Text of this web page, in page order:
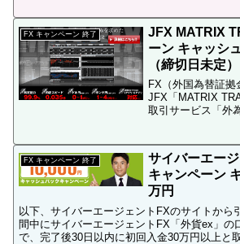
他社とのスプレッ
FX キャンペーン 終了
JFX MATRIX
ーン キャッシ
（締切日未定）
FX（外国為替証拠
JFX「MATRIX
取引サービス「外
す。キャッシュバ
味が分...
FX キャンペーン 終了
サイバーエー
キャンペーン
万円
以下、サイバーエージェントFXのサイトから
間中にサイバーエージェントFX「外貨ex」の
で、完了後30日以内に初回入金30万円以上と